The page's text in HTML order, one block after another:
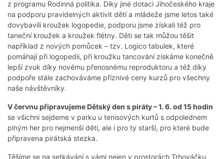
z programu Rodinná politika. Díky jiné dotaci Jihočeského kraje
na podporu pravidelných aktivit dětí a mládeže jsme letos také
dovybavili kroužek logopedie, podporu jsme získali též pro
taneční kroužek a kroužek flétny. Děti se tak můžou těšit
například z nových pomůcek – tzv. Logico tabulek, které
pomáhají při logopedii, při kroužku tancování získáme konečně
lepší zvuk díky novému přenosnému reproduktoru a též díky
podpoře stále zachováváme příznivé ceny kurzů pro všechny
naše návštěvníky.
V červnu připravujeme Dětský den s piráty – 1. 6. od 15 hodin
se všichni sejdeme v parku u tenisových kurtů s odpolednem
plným her pro nejmenší děti, ale i pro ty starší, pro které bude
připravena pirátská stezka.
Těšíme se na setkávání s vámi nejen v prostorách Trhováčku